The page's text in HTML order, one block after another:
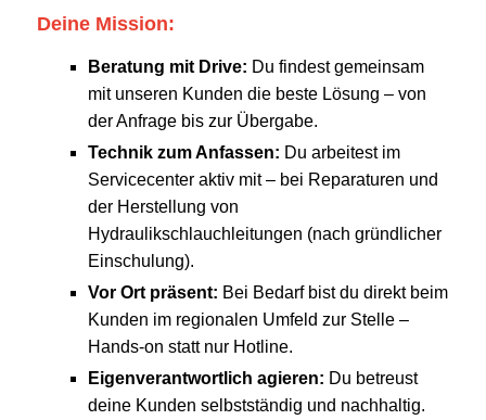
Deine Mission:
Beratung mit Drive: Du findest gemeinsam
mit unseren Kunden die beste Lösung – von
der Anfrage bis zur Übergabe.
Technik zum Anfassen: Du arbeitest im
Servicecenter aktiv mit – bei Reparaturen und
der Herstellung von
Hydraulikschlauchleitungen (nach gründlicher
Einschulung).
Vor Ort präsent: Bei Bedarf bist du direkt beim
Kunden im regionalen Umfeld zur Stelle –
Hands-on statt nur Hotline.
Eigenverantwortlich agieren: Du betreust
deine Kunden selbstständig und nachhaltig.